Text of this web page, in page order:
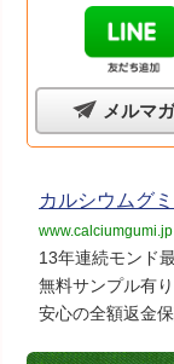
メルマ
カルシウムグ
www.calciumgumi.jp
13年連続モンド
無料サンプル有り
安心の全額返金